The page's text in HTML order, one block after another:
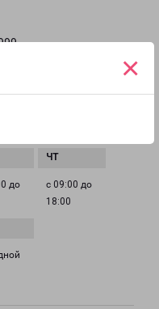
×
до
с 09:00 до
18:00